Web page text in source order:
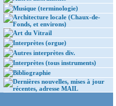
Musique (terminologie)
Architecture locale (Chaux-de-
Fonds, et environs)
Art du Vitrail
Interprètes (orgue)
Autres interprètes div.
Interprètes (tous instruments)
Bibliographie
Dernières nouvelles, mises à jour
récentes, adresse MAIL